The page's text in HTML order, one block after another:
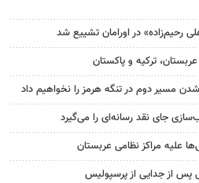
رحیم‌زاده» در اورامان تشییع شد
ترکیه و پاکستان
مسیر دوم در تنگه هرمز را نخواهیم داد
جای نقد رسانه‌ای را می‌گیرد
علیه مراکز نظامی عربستان
پس از جدایی از پرسپولیس